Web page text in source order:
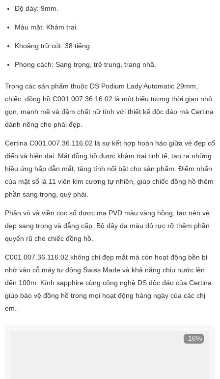
Độ dày: 9mm.
Màu mặt: Khảm trai.
Khoảng trữ cót: 38 tiếng.
Phong cách: Sang trọng, trẻ trung, trang nhã.
Trong các sản phẩm thuộc DS Podium Lady Automatic 29mm,
chiếc đồng hồ C001.007.36.16.02 là một biểu tượng thời gian nhỏ
gọn, mạnh mẽ và đậm chất nữ tính với thiết kế độc đáo mà Certina
dành riêng cho phái đẹp.
Certina C001.007.36.116.02 là sự kết hợp hoàn hảo giữa vẻ đẹp cổ
điển và hiện đại. Mặt đồng hồ được khảm trai tinh tế, tạo ra những
hiệu ứng hấp dẫn mắt, tăng tính nổi bật cho sản phẩm. Điểm nhấn
của mặt số là 11 viên kim cương tự nhiên, giúp chiếc đồng hồ thêm
phần sang trọng, quý phái.
Phần vỏ và viền cọc số được mạ PVD màu vàng hồng, tạo nên vẻ
đẹp sang trọng và đẳng cấp. Bộ dây da màu đỏ rực rỡ thêm phần
quyến rũ cho chiếc đồng hồ.
C001.007.36.116.02 không chỉ đẹp mắt mà còn hoạt động bền bỉ
nhờ vào cỗ máy tự động Swiss Made và khả năng chịu nước lên
đến 100m. Kính sapphire cùng công nghệ DS độc đáo của Certina
giúp bảo vệ đồng hồ trong mọi hoạt động hàng ngày của các chị
em.
-16%